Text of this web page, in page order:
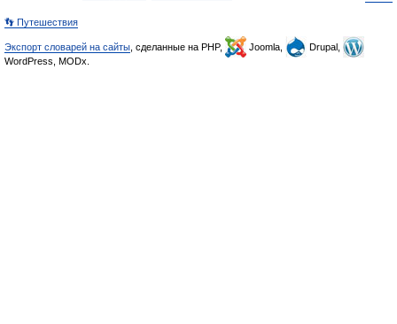
👣 Путешествия
Экспорт словарей на сайты , сделанные на PHP, Joomla,
Drupal,
WordPress, MODx.